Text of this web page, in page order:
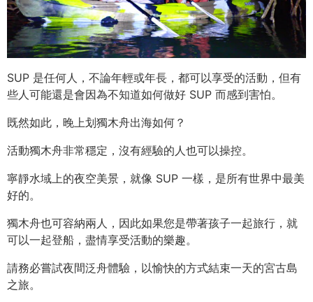
SUP 是任何人，不論年輕或年長，都可以享受的活動，但有
些人可能還是會因為不知道如何做好 SUP 而感到害怕。
既然如此，晚上划獨木舟出海如何？
活動獨木舟非常穩定，沒有經驗的人也可以操控。
寧靜水域上的夜空美景，就像 SUP 一樣，是所有世界中最美
好的。
獨木舟也可容納兩人，因此如果您是帶著孩子一起旅行，就
可以一起登船，盡情享受活動的樂趣。
請務必嘗試夜間泛舟體驗，以愉快的方式結束一天的宮古島
之旅。